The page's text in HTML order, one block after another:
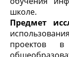
школе.
Предмет
проектов